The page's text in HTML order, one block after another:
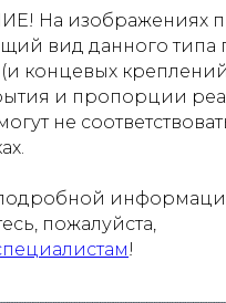
На изображениях
вид данного типа
концевых креплений)
и пропорции
не
пожалуйста,
!